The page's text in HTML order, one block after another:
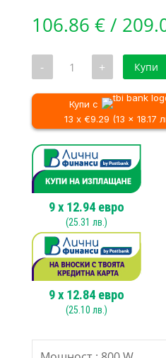
106.86 €/
- количество
CROWN
CT18108
SDS
Plus
Перфоратор,
J,
800
W
+ Купи
Купи с
13 x €9.29 (13 x 18.17
9x 12.94евро
(25.31 лв.)
9x 12.84евро
(25.10 лв.)